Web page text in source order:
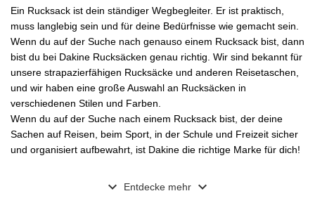
Ein Rucksack ist dein ständiger Wegbegleiter. Er ist praktisch,
muss langlebig sein und für deine Bedürfnisse wie gemacht sein.
Wenn du auf der Suche nach genauso einem Rucksack bist, dann
bist du bei Dakine Rucksäcken genau richtig. Wir sind bekannt für
unsere strapazierfähigen Rucksäcke und anderen Reisetaschen,
und wir haben eine große Auswahl an Rucksäcken in
verschiedenen Stilen und Farben.
Wenn du auf der Suche nach einem Rucksack bist, der deine
Sachen auf Reisen, beim Sport, in der Schule und Freizeit sicher
und organisiert aufbewahrt, ist Dakine die richtige Marke für dich!
expand_more Entdecke mehr expand_more